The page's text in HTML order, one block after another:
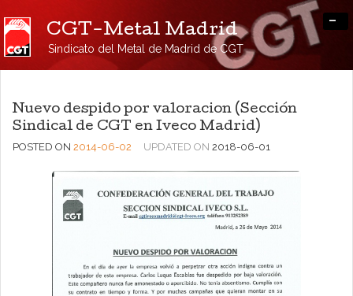
CGT-Metal Madrid
Sindicato del Metal de Madrid de CGT
-
Nuevo despido por valoracion (Sección
Sindical de CGT en Iveco Madrid)
POSTED ON 2014-06-02 UPDATED ON 2018-06-01